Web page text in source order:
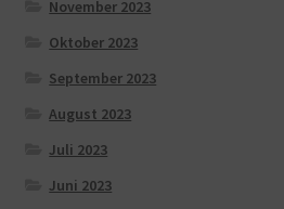
November 2023
Oktober 2023
September 2023
August 2023
Juli 2023
Juni 2023